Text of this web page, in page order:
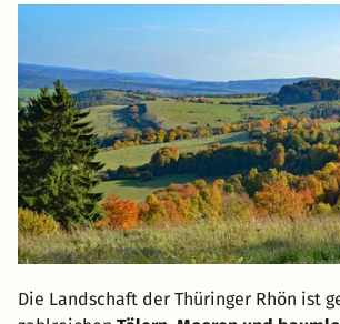
Die Landschaft der Thüringer Rhön ist